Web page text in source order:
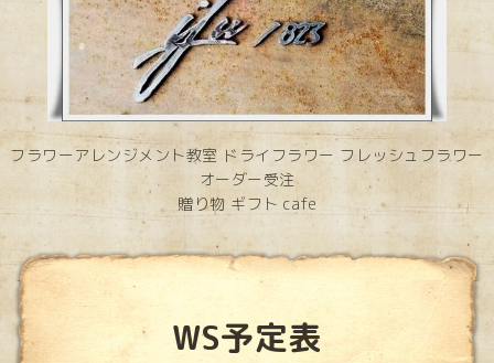
フラワーアレンジメント教室 ドライフラワー フレッシュフラワー
オーダー受注
贈り物 ギフト cafe
WS予定表